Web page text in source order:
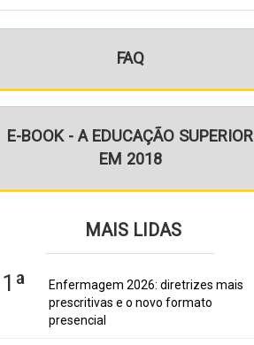
FAQ
E-BOOK - A EDUCAÇÃO SUPERIOR
EM 2018
MAIS LIDAS
1ª
Enfermagem 2026: diretrizes mais
prescritivas e o novo formato
presencial